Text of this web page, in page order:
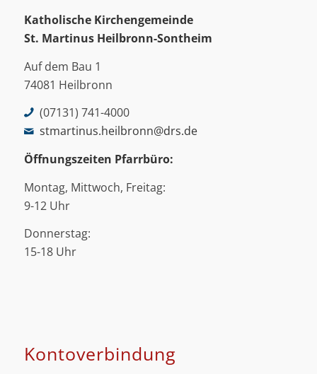
Katholische Kirchengemeinde
St. Martinus Heilbronn-Sontheim
Auf dem Bau 1
74081 Heilbronn
(07131) 741-4000
stmartinus.heilbronn@drs.de
Öffnungszeiten Pfarrbüro:
Montag, Mittwoch, Freitag:
9-12 Uhr
Donnerstag:
15-18 Uhr
Kontoverbindung